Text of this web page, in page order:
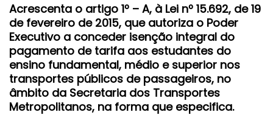
Acrescenta o artigo 1º – A, à Lei nº 15.692, de 19
de fevereiro de 2015, que autoriza o Poder
Executivo a conceder isenção integral do
pagamento de tarifa aos estudantes do
ensino fundamental, médio e superior nos
transportes públicos de passageiros, no
âmbito da Secretaria dos Transportes
Metropolitanos, na forma que especifica.